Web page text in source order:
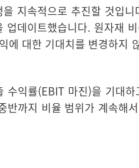
지속적으로 추진할 것입니
업데이트했습니다. 원자재
에 대한 기대치를 변경하지
수익률(EBIT 마진)을 기대하
반까지 비율 범위가 계속해